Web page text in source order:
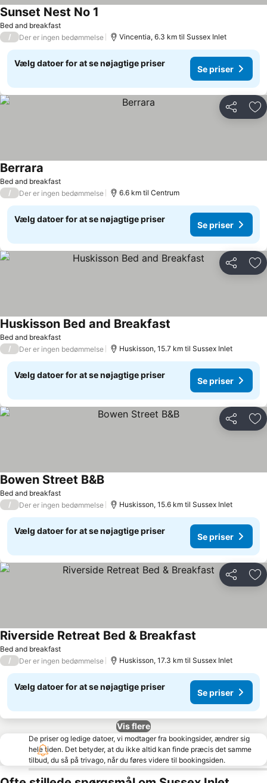
Bed and breakfast
Sunset Nest No 1
/ Der er ingen bedømmelse Vincentia, 6.3 km til Sussex Inlet
Vælg datoer for at se nøjagtige priser
Se priser
Del
Bed and breakfast
Berrara
/ Der er ingen bedømmelse 6.6 km til Centrum
Vælg datoer for at se nøjagtige priser
Se priser
Del
Bed and breakfast
Huskisson Bed and Breakfast
/ Der er ingen bedømmelse Huskisson, 15.7 km til Sussex Inlet
Vælg datoer for at se nøjagtige priser
Se priser
Del
Bed and breakfast
Bowen Street B&B
/ Der er ingen bedømmelse Huskisson, 15.6 km til Sussex Inlet
Vælg datoer for at se nøjagtige priser
Se priser
Del
Bed and breakfast
Riverside Retreat Bed & Breakfast
/ Der er ingen bedømmelse Huskisson, 17.3 km til Sussex Inlet
Vælg datoer for at se nøjagtige priser
Se priser
Vis flere
De priser og ledige datoer, vi modtager fra bookingsider, ændrer sig
hele tiden. Det betyder, at du ikke altid kan finde præcis det samme
tilbud, du så på trivago, når du føres videre til bookingsiden.